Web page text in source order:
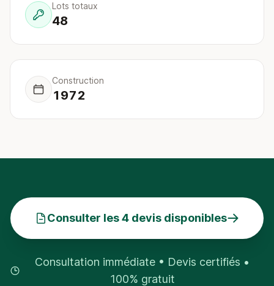
Lots totaux
48
Construction
1972
Consulter les 4 devis disponibles
Consultation immédiate • Devis certifiés •
100% gratuit